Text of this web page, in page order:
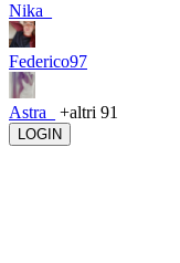
Nika_
Federico97
Astra_ +altri 91
LOGIN